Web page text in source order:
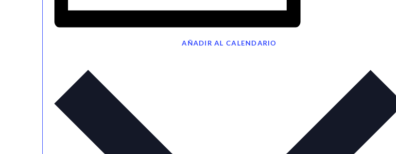
AÑADIR AL CALENDARIO